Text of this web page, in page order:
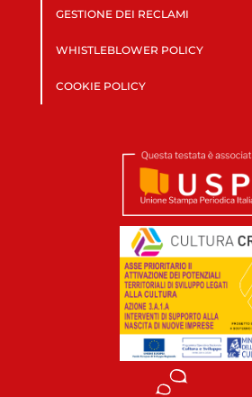
GESTIONE DEI RECLAMI
WHISTLEBLOWER POLICY
COOKIE POLICY